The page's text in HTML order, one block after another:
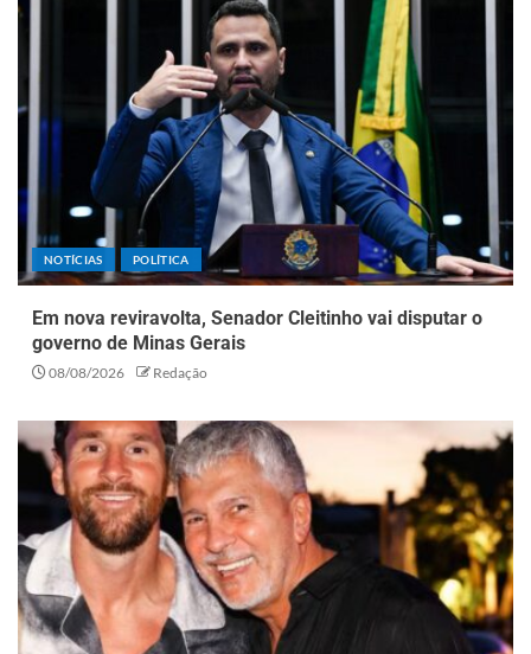
NOTÍCIAS POLÍTICA
Em nova reviravolta, Senador Cleitinho vai disputar o
governo de Minas Gerais
08/08/2026 Redação